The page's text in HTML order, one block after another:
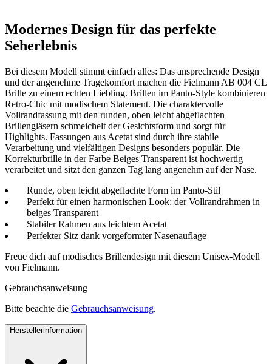
Modernes Design für das perfekte
Seherlebnis
Bei diesem Modell stimmt einfach alles: Das ansprechende Design
und der angenehme Tragekomfort machen die Fielmann AB 004 CL
Brille zu einem echten Liebling. Brillen im Panto-Style kombinieren
Retro-Chic mit modischem Statement. Die charaktervolle
Vollrandfassung mit den runden, oben leicht abgeflachten
Brillengläsern schmeichelt der Gesichtsform und sorgt für
Highlights. Fassungen aus Acetat sind durch ihre stabile
Verarbeitung und vielfältigen Designs besonders populär. Die
Korrekturbrille in der Farbe Beiges Transparent ist hochwertig
verarbeitet und sitzt den ganzen Tag lang angenehm auf der Nase.
Runde, oben leicht abgeflachte Form im Panto-Stil
Perfekt für einen harmonischen Look: der Vollrandrahmen in
beiges Transparent
Stabiler Rahmen aus leichtem Acetat
Perfekter Sitz dank vorgeformter Nasenauflage
Freue dich auf modisches Brillendesign mit diesem Unisex-Modell
von Fielmann.
Gebrauchsanweisung
Bitte beachte die Gebrauchsanweisung.
Herstellerinformation